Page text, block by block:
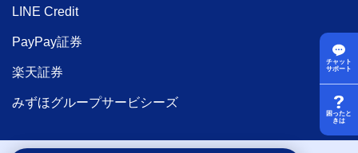
チャット
サポート
困ったと
きは
LINE Credit
PayPay証券
楽天証券
みずほグループサービシーズ